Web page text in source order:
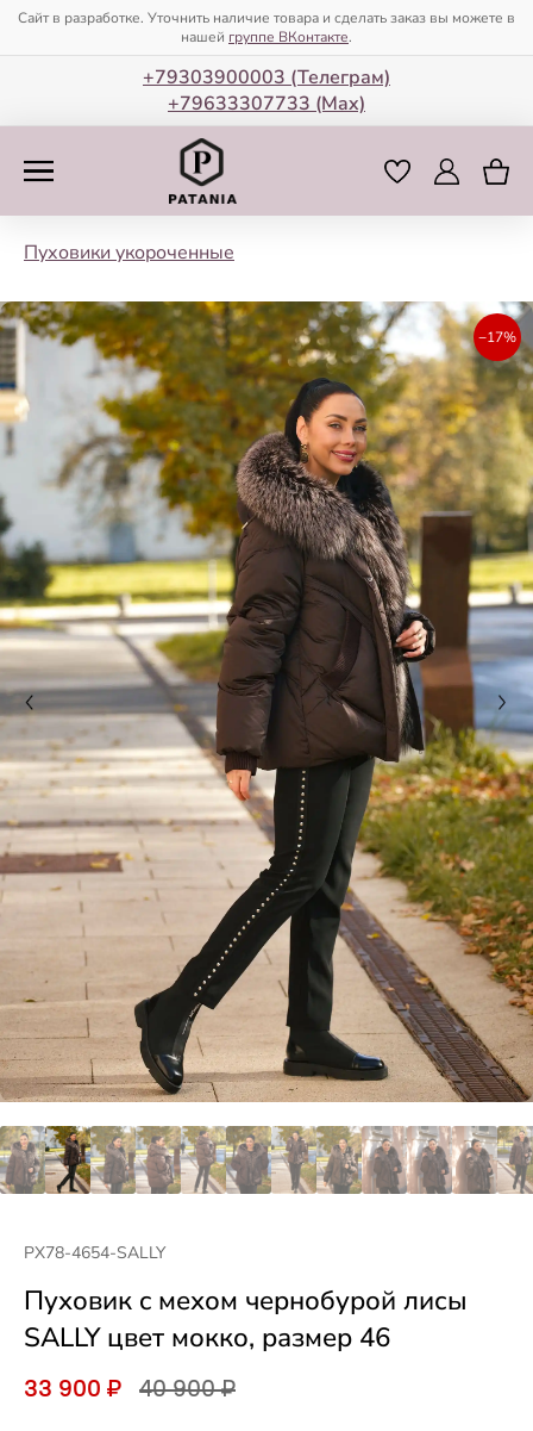
Сайт в разработке. Уточнить наличие товара и сделать заказ вы можете в
нашей группе ВКонтакте.
+79303900003 (Телеграм)
+79633307733 (Мax)
Пуховики укороченные
−17%
PX78-4654-SALLY
Пуховик c мехом чернобурой лисы
SALLY цвет мокко, размер 46
33 900 ₽ 40 900 ₽